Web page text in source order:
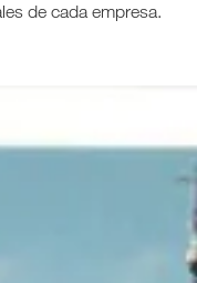
de cada empresa.